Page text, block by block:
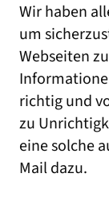
Wir haben
um
Webseiten
richtig und
zu
eine solche
Mail dazu.